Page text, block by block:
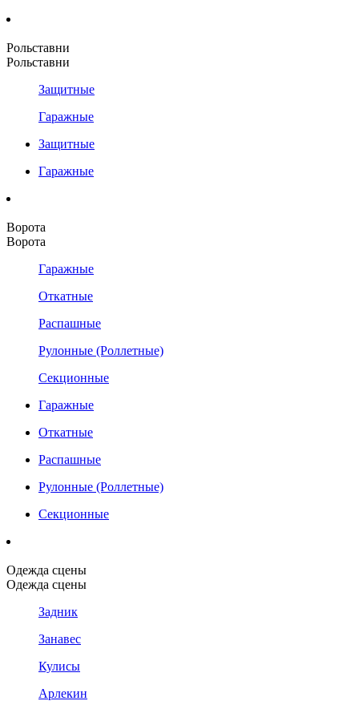
Рольставни
Рольставни
Защитные
Гаражные
Защитные
Гаражные
Ворота
Ворота
Гаражные
Откатные
Распашные
Рулонные (Роллетные)
Секционные
Гаражные
Откатные
Распашные
Рулонные (Роллетные)
Секционные
Одежда сцены
Одежда сцены
Задник
Занавес
Кулисы
Арлекин